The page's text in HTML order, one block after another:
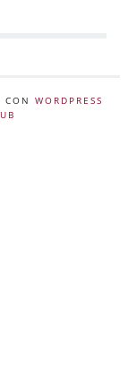
CON WORDPRESS